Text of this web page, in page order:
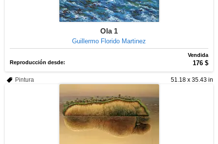
Ola 1
Guillermo Florido Martinez
Vendida
Reproducción desde:
176 $
51.18 x 35.43 in
Pintura